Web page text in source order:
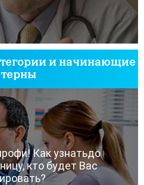
и начинающие
Как узнатьдо
кто будет Вас